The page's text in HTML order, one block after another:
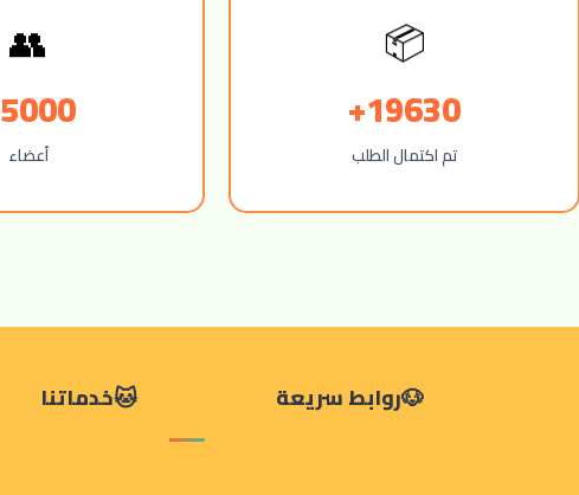
📦
19630+
تم اكتمال الطلب
👥
5000+
أعضاء
روابط سريعة خدماتنا